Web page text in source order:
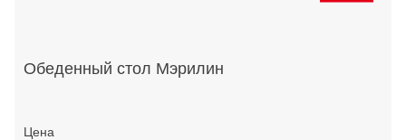
Обеденный стол Мэрилин